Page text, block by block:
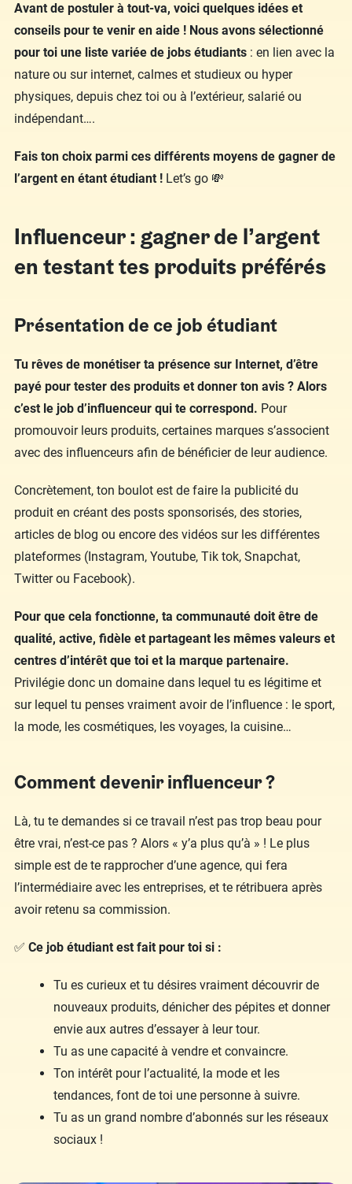
Avant de postuler à tout-va, voici quelques idées et
conseils pour te venir en aide ! Nous avons sélectionné
pour toi une liste variée de jobs étudiants : en lien avec la
nature ou sur internet, calmes et studieux ou hyper
physiques, depuis chez toi ou à l’extérieur, salarié ou
indépendant….
Fais ton choix parmi ces différents moyens de gagner de
l’argent en étant étudiant ! Let’s go 💸
Influenceur : gagner de l’argent
en testant tes produits préférés
Présentation de ce job étudiant
Tu rêves de monétiser ta présence sur Internet, d’être
payé pour tester des produits et donner ton avis ? Alors
c’est le job d’influenceur qui te correspond. Pour
promouvoir leurs produits, certaines marques s’associent
avec des influenceurs afin de bénéficier de leur audience.
Concrètement, ton boulot est de faire la publicité du
produit en créant des posts sponsorisés, des stories,
articles de blog ou encore des vidéos sur les différentes
plateformes (Instagram, Youtube, Tik tok, Snapchat,
Twitter ou Facebook).
Pour que cela fonctionne, ta communauté doit être de
qualité, active, fidèle et partageant les mêmes valeurs et
centres d’intérêt que toi et la marque partenaire.
Privilégie donc un domaine dans lequel tu es légitime et
sur lequel tu penses vraiment avoir de l’influence : le sport,
la mode, les cosmétiques, les voyages, la cuisine…
Comment devenir influenceur ?
Là, tu te demandes si ce travail n’est pas trop beau pour
être vrai, n’est-ce pas ? Alors « y’a plus qu’à » ! Le plus
simple est de te rapprocher d’une agence, qui fera
l’intermédiaire avec les entreprises, et te rétribuera après
avoir retenu sa commission.
✅ Ce job étudiant est fait pour toi si :
Tu es curieux et tu désires vraiment découvrir de
nouveaux produits, dénicher des pépites et donner
envie aux autres d’essayer à leur tour.
Tu as une capacité à vendre et convaincre.
Ton intérêt pour l’actualité, la mode et les
tendances, font de toi une personne à suivre.
Tu as un grand nombre d’abonnés sur les réseaux
sociaux !